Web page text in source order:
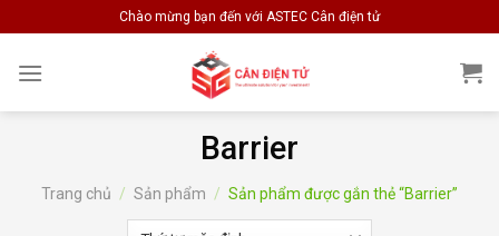
to
content
Chào mừng bạn đến với ASTEC Cân điện tử
Barrier
Trang chủ / Sản phẩm / Sản phẩm được gắn thẻ “Barrier”